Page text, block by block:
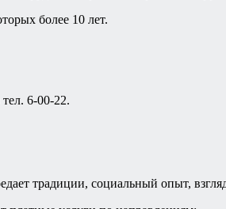
более 10 лет.
6-00-22.
традиции, социальный опыт,